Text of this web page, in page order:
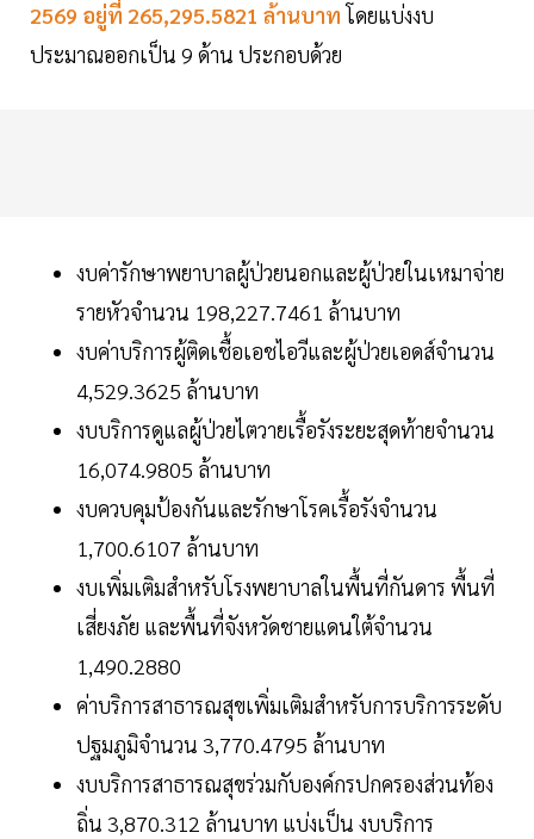
2569 อยู่ที่ 265,295.5821 ล้านบาทโดยแบ่งงบ
ประมาณออกเป็น 9 ด้าน ประกอบด้วย
งบค่ารักษาพยาบาลผู้ป่วยนอกและผู้ป่วยในเหมาจ่าย
รายหัวจำนวน 198,227.7461 ล้านบาท
งบค่าบริการผู้ติดเชื้อเอชไอวีและผู้ป่วยเอดส์จำนวน
4,529.3625 ล้านบาท
งบบริการดูแลผู้ป่วยไตวายเรื้อรังระยะสุดท้ายจำนวน
16,074.9805 ล้านบาท
งบควบคุมป้องกันและรักษาโรคเรื้อรังจำนวน
1,700.6107 ล้านบาท
งบเพิ่มเติมสำหรับโรงพยาบาลในพื้นที่กันดาร พื้นที่
เสี่ยงภัย และพื้นที่จังหวัดชายแดนใต้จำนวน
1,490.2880
ค่าบริการสาธารณสุขเพิ่มเติมสำหรับการบริการระดับ
ปฐมภูมิจำนวน 3,770.4795 ล้านบาท
งบบริการสาธารณสุขร่วมกับองค์กรปกครองส่วนท้อง
ถิ่น 3,870.312 ล้านบาท แบ่งเป็น งบบริการ